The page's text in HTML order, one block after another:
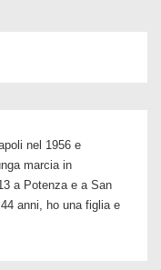
nel 1956 e
marcia in
a Potenza e a San
anni, ho una figlia e